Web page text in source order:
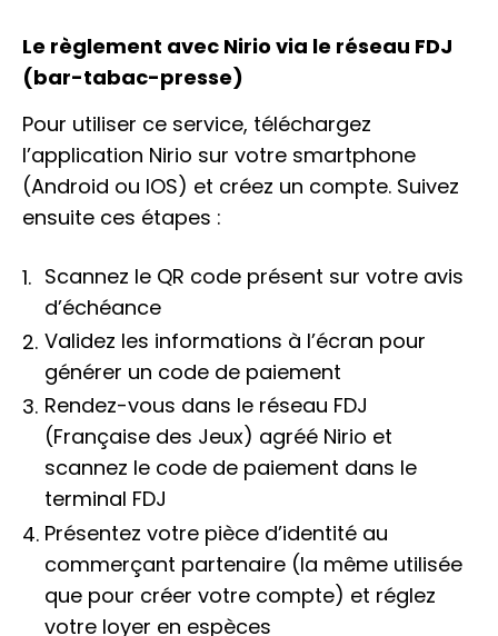
Le règlement avec Nirio via le réseau FDJ
(bar-tabac-presse)
Pour utiliser ce service, téléchargez
l’application Nirio sur votre smartphone
(Android ou IOS) et créez un compte. Suivez
ensuite ces étapes :
Scannez le QR code présent sur votre avis
d’échéance
Validez les informations à l’écran pour
générer un code de paiement
Rendez-vous dans le réseau FDJ
(Française des Jeux) agréé Nirio et
scannez le code de paiement dans le
terminal FDJ
Présentez votre pièce d’identité au
commerçant partenaire (la même utilisée
que pour créer votre compte) et réglez
votre loyer en espèces